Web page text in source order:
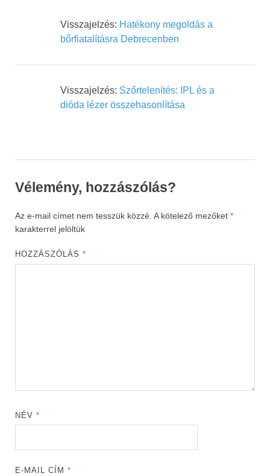
Visszajelzés: Hatékony megoldás a
bőrfiatalításra Debrecenben
Visszajelzés: Szőrtelenítés: IPL és a
dióda lézer összehasonlítása
Vélemény, hozzászólás?
Az e-mail címet nem tesszük közzé. A kötelező mezőket *
karakterrel jelöltük
HOZZÁSZÓLÁS*
NÉV*
E-MAIL CÍM*